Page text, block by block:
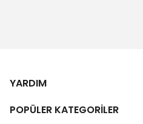
YARDIM
POPÜLER KATEGORİLER